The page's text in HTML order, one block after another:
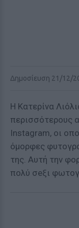
Δημοσίευση 21/12/
Η Κατερίνα
περισσότερους
Instagram, οι
όμορφες
της. Αυτή την
πολύ σeξι